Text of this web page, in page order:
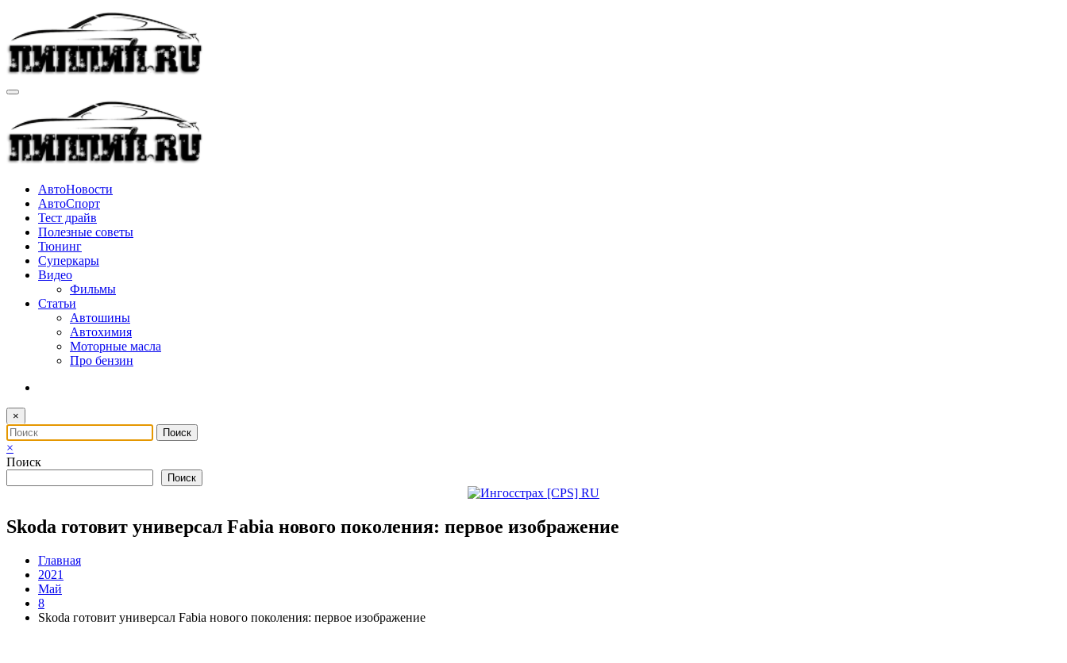
содержимому
АвтоНовости
АвтоСпорт
Тест драйв
Полезные советы
Тюнинг
Суперкары
Видео
Фильмы
Статьи
Автошины
Автохимия
Моторные масла
Про бензин
×
×
Поиск
Поиск
Skoda готовит универсал Fabia нового поколения: первое изображение
Главная
2021
Май
8
Skoda готовит универсал Fabia нового поколения: первое изображение